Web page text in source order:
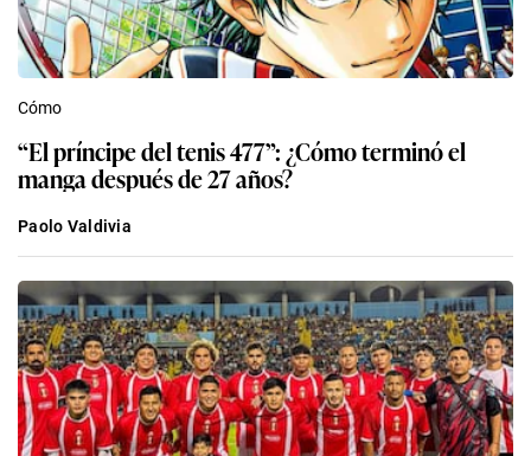
Cómo
“El príncipe del tenis 477”: ¿Cómo terminó el
manga después de 27 años?
Paolo Valdivia